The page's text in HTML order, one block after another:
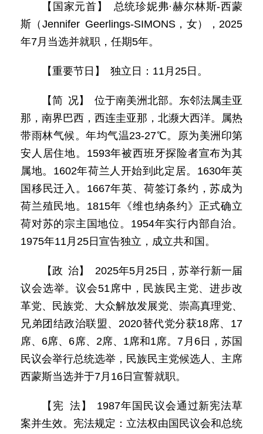
【国家元首】 总统珍妮弗·赫尔林斯-西蒙
斯（Jennifer Geerlings-SIMONS，女），2025
年7月当选并就职，任期5年。
【重要节日】 独立日：11月25日。
【简 况】 位于南美洲北部。东邻法属圭亚
那，南界巴西，西连圭亚那，北濒大西洋。属热
带雨林气候。年均气温23-27℃。原为美洲印第
安人居住地。1593年被西班牙探险者宣布为其
属地。1602年荷兰人开始到此定居。1630年英
国移民迁入。1667年英、荷签订条约，苏成为
荷兰殖民地。1815年《维也纳条约》正式确立
荷对苏的宗主国地位。1954年实行内部自治。
1975年11月25日宣告独立，成立共和国。
【政 治】 2025年5月25日，苏举行新一届
议会选举。议会51席中，民族民主党、进步改
革党、民族党、大众解放发展党、崇高真理党、
兄弟团结政治联盟、2020替代党分获18席、17
席、6席、6席、2席、1席和1席。7月6日，苏国
民议会举行总统选举，民族民主党候选人、主席
西蒙斯当选并于7月16日宣誓就职。
【宪 法】 1987年国民议会通过新宪法草
案并生效。宪法规定：立法权由国民议会和总统